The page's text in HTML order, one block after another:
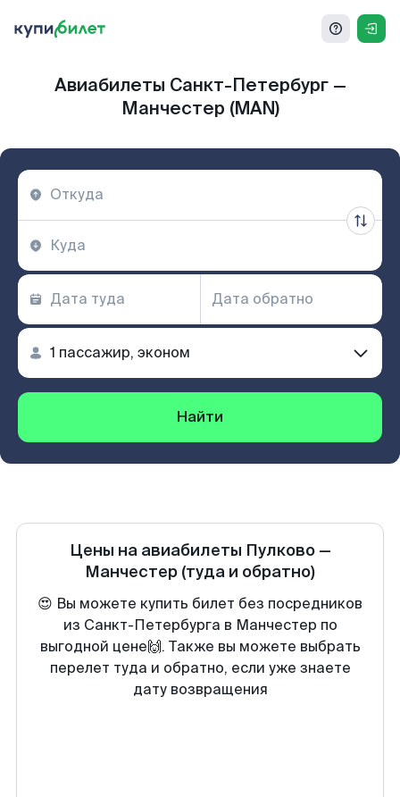
Авиабилеты Санкт-Петербург —
Манчестер (MAN)
Найти
Цены на авиабилеты Пулково—
Манчестер (туда и обратно)
😍 Вы можете купить билет без посредников
из Санкт-Петербурга в Манчестер по
выгодной цене🙌. Также вы можете выбрать
перелет туда и обратно, если уже знаете
дату возвращения